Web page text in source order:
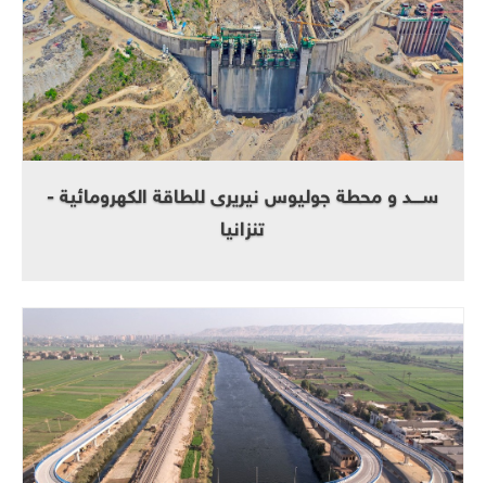
ســـد و محطة جوليوس نيريرى للطاقة الكهرومائية -
تنزانيا